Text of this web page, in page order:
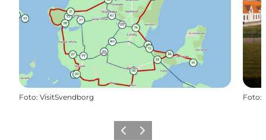
Foto: VisitSvendborg Foto:
ZurückWeiter